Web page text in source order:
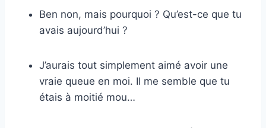
Ben non, mais pourquoi ? Qu’est-ce que tu
avais aujourd’hui ?
J’aurais tout simplement aimé avoir une
vraie queue en moi. Il me semble que tu
étais à moitié mou…